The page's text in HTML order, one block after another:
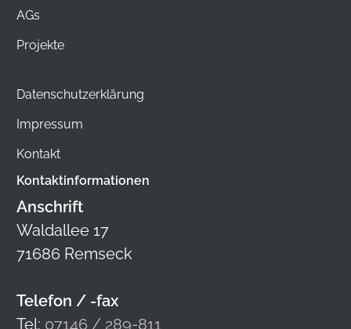
AGs
Projekte
Datenschutzerklärung
Impressum
Kontakt
Kontaktinformationen
Anschrift
Waldallee 17
71686 Remseck
Telefon / -fax
Tel: 07146 / 289-811